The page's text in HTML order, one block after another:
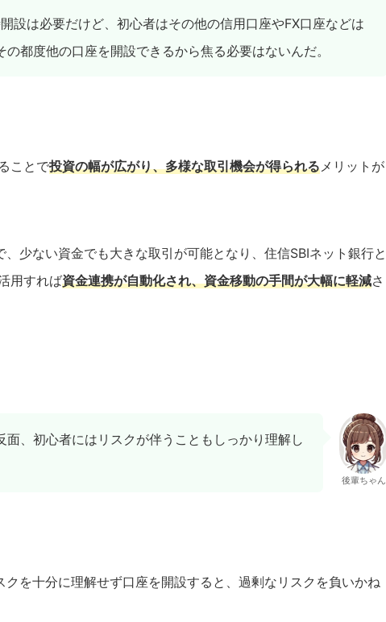
設は必要だけど、初心者はその他の信用口座やFX口座などは
都度他の口座を開設できるから焦る必要はないんだ。
ことで投資の幅が広がり、多様な取引機会が得られるメリットが
少ない資金でも大きな取引が可能となり、住信SBIネット銀行と
用すれば資金連携が自動化され、資金移動の手間が大幅に軽減さ
、初心者にはリスクが伴うこともしっかり理解し
後輩ちゃん
を十分に理解せず口座を開設すると、過剰なリスクを負いかね